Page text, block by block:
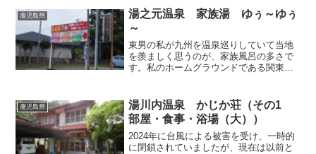
たわけじゃありません。九州...
鹿児島県
湯之元温泉 家族湯 ゆぅ～ゆぅ
～
東男の私が九州を温泉巡りしていて当地
を羨ましく思うのが、家族風呂の多さで
す。私のホームグラウンドである関東や
ですが、鹿児島・大分・熊本を中心にし
て九州にはワンコインで利...
鹿児島県
湯川内温泉 かじか荘（その1
部屋・食事・浴場（大））
2024年に台風による被害を受け、一時的
に閉鎖されていましたが、現在は以前と